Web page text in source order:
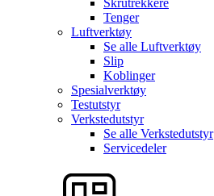
Tenger
Luftverktøy
Se alle Luftverktøy
Slip
Koblinger
Spesialverktøy
Testutstyr
Verkstedutstyr
Se alle Verkstedutstyr
Servicedeler